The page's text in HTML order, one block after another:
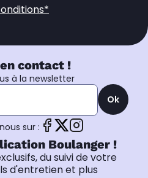
contact !
à la newsletter
Ok
sur :
Boulanger !
du suivi de votre
d'entretien et plus